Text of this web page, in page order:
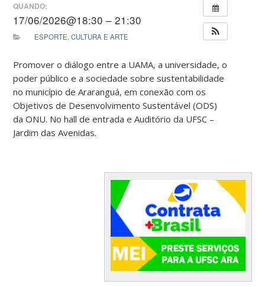
QUANDO:
17/06/2026@18:30 – 21:30
ESPORTE, CULTURA E ARTE
Promover o diálogo entre a UAMA, a universidade, o
poder público e a sociedade sobre sustentabilidade
no município de Araranguá, em conexão com os
Objetivos de Desenvolvimento Sustentável (ODS)
da ONU. No hall de entrada e Auditório da UFSC –
Jardim das Avenidas.